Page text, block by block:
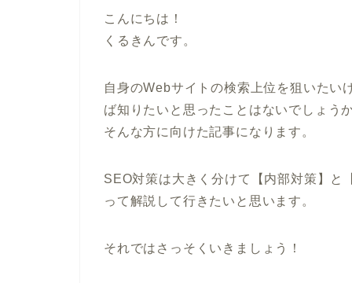
こんにちは！
くるきんです。
自身のWebサイトの検索上位を狙いたい
ば知りたいと思ったことはないでしょう
そんな方に向けた記事になります。
SEO対策は大きく分けて【内部対策】と
って解説して行きたいと思います。
それではさっそくいきましょう！